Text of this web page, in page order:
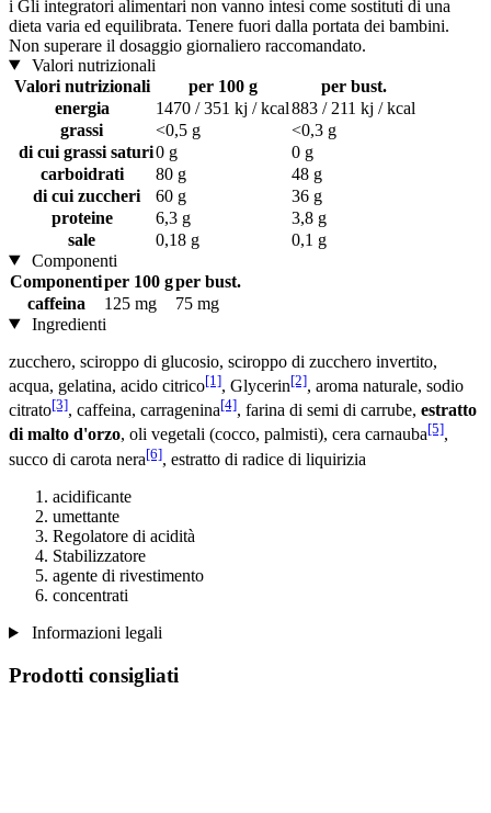
i Gli integratori alimentari non vanno intesi come sostituti di una
dieta varia ed equilibrata. Tenere fuori dalla portata dei bambini.
Non superare il dosaggio giornaliero raccomandato.
Valori nutrizionali
Valori nutrizionali
per 100 g
per bust.
energia
1470 / 351 kj / kcal883 / 211 kj / kcal
grassi
<0,5 g
<0,3 g
di cui grassi saturi0 g
0 g
carboidrati
80 g
48 g
di cui zuccheri
60 g
36 g
proteine
6,3 g
3,8 g
sale
0,18 g
0,1 g
Componenti
Componentiper 100 gper bust.
caffeina
125 mg
75 mg
Ingredienti
zucchero, sciroppo di glucosio, sciroppo di zucchero invertito,
acqua, gelatina, acido citrico[1], Glycerin[2], aroma naturale, sodio
citrato[3], caffeina, carragenina[4], farina di semi di carrube, estratto
di malto d'orzo, oli vegetali (cocco, palmisti), cera carnauba[5],
succo di carota nera[6], estratto di radice di liquirizia
acidificante
umettante
Regolatore di acidità
Stabilizzatore
agente di rivestimento
concentrati
Informazioni legali
Prodotti consigliati